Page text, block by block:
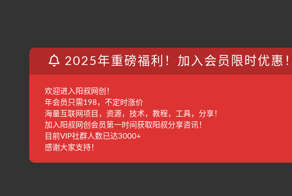
2025年重磅福利！加入会员限时优惠！
欢迎进入阳叔网创！
年会员只需198，不定时涨价
海量互联网项目，资源，技术，教程，工具，分享！
加入阳叔网创会员第一时间获取阳叔分享咨讯！
目前VIP社群人数已达3000+
感谢大家支持！